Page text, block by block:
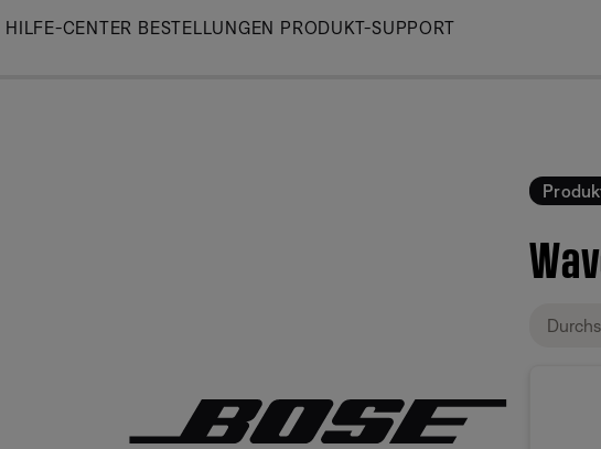
Skip
HILFE-CENTER BESTELLUNGEN PRODUKT-SUPPORT